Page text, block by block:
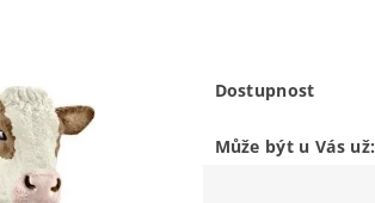
Dostupnost
Může být u Vás už: